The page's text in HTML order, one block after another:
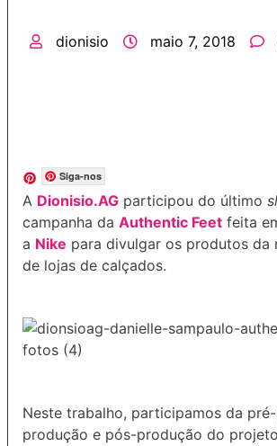
dionisio maio 7, 2018
Siga-nos
A Dionisio.AG participou do último
campanha da Authentic Feet feita
a Nike para divulgar os produtos da
de lojas de calçados.
Neste trabalho, participamos da
produção e pós-produção do